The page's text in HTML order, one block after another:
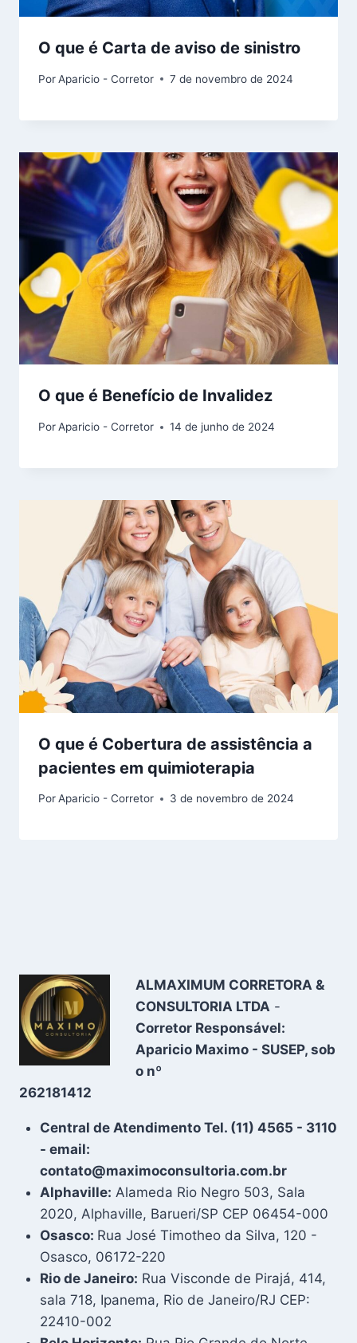
O que é Carta de aviso de sinistro
PorAparicio - Corretor 7 de novembro de 2024
O que é Benefício de Invalidez
PorAparicio - Corretor 14 de junho de 2024
O que é Cobertura de assistência a
pacientes em quimioterapia
PorAparicio - Corretor 3 de novembro de 2024
ALMAXIMUM CORRETORA &
CONSULTORIA LTDA -
Corretor Responsável:
Aparicio Maximo - SUSEP, sob
o nº
262181412
Central de Atendimento Tel. (11) 4565 - 3110
- email:
contato@maximoconsultoria.com.br
Alphaville: Alameda Rio Negro 503, Sala
2020, Alphaville, Barueri/SP CEP 06454-000
Osasco: Rua José Timotheo da Silva, 120 -
Osasco, 06172-220
Rio de Janeiro: Rua Visconde de Pirajá, 414,
sala 718, Ipanema, Rio de Janeiro/RJ CEP:
22410-002